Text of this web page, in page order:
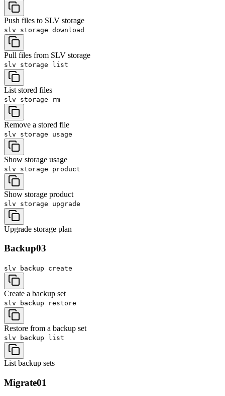
Push files to SLV storage
slv storage download
Pull files from SLV storage
slv storage list
List stored files
slv storage rm
Remove a stored file
slv storage usage
Show storage usage
slv storage product
Show storage product
slv storage upgrade
Upgrade storage plan
Backup03
slv backup create
Create a backup set
slv backup restore
Restore from a backup set
slv backup list
List backup sets
Migrate01